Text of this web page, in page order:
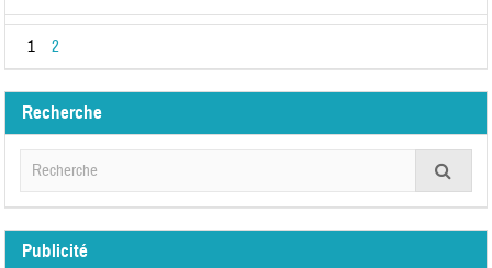
1 2
Recherche
Publicité